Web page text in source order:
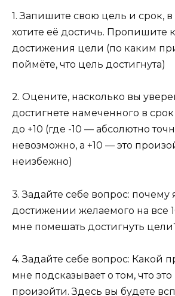
1. Запишите свою цель и срок,
хотите её достичь. Пропишите
достижения цели (по каким
поймёте, что цель достигнута)
2. Оцените, насколько вы
достигнете намеченного в
до +10 (где -10 — абсолютно
невозможно, а +10 — это
неизбежно)
3. Задайте себе вопрос: почему
достижении желаемого на все
мне помешать достигнуть
4. Задайте себе вопрос: Какой
мне подсказывает о том, что
произойти. Здесь вы будете